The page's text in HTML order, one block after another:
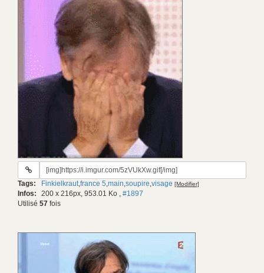
URL
gif:
Tags: Finkielkraut,france 5,main,soupire,visage [Modifier]
Infos: 200 x 216px, 953.01 Ko , #1897
Utilisé 57 fois